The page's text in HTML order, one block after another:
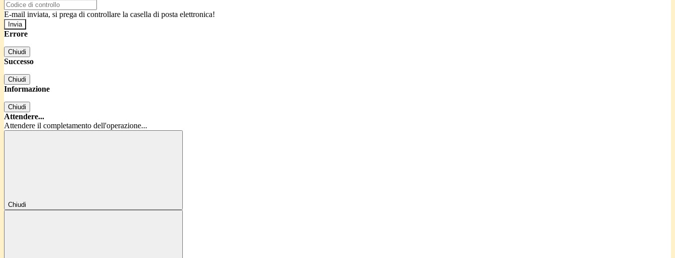
E-mail inviata, si prega di controllare la casella di posta elettronica!
Errore
Chiudi
Successo
Chiudi
Informazione
Chiudi
Attendere...
Attendere il completamento dell'operazione...
Chiudi